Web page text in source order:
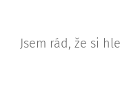
Jsem rád, že si